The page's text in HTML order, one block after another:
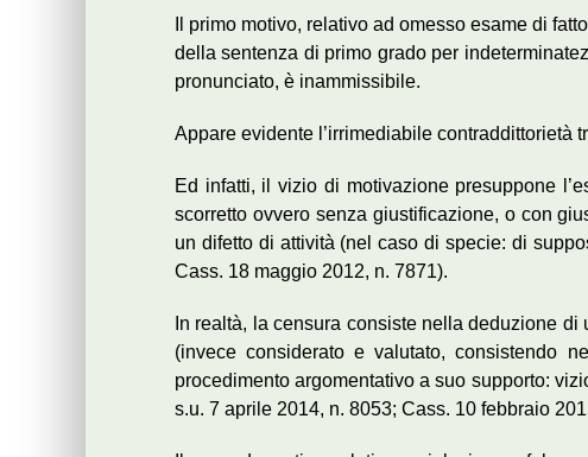
Il primo motivo, relativo ad omesso esame di
della sentenza di primo grado per
pronunciato, è inammissibile.
Appare evidente l’irrimediabile contraddittorietà
Ed infatti, il vizio di motivazione presuppone
scorretto ovvero senza giustificazione, o con
un difetto di attività (nel caso di specie: di
Cass. 18 maggio 2012, n. 7871).
In realtà, la censura consiste nella deduzione
(invece considerato e valutato, consistendo
procedimento argomentativo a suo supporto:
s.u. 7 aprile 2014, n. 8053; Cass. 10 febbraio